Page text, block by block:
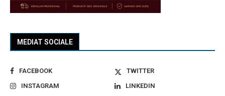
MEDIAT SOCIALE
FACEBOOK
TWITTER
INSTAGRAM
LINKEDIN